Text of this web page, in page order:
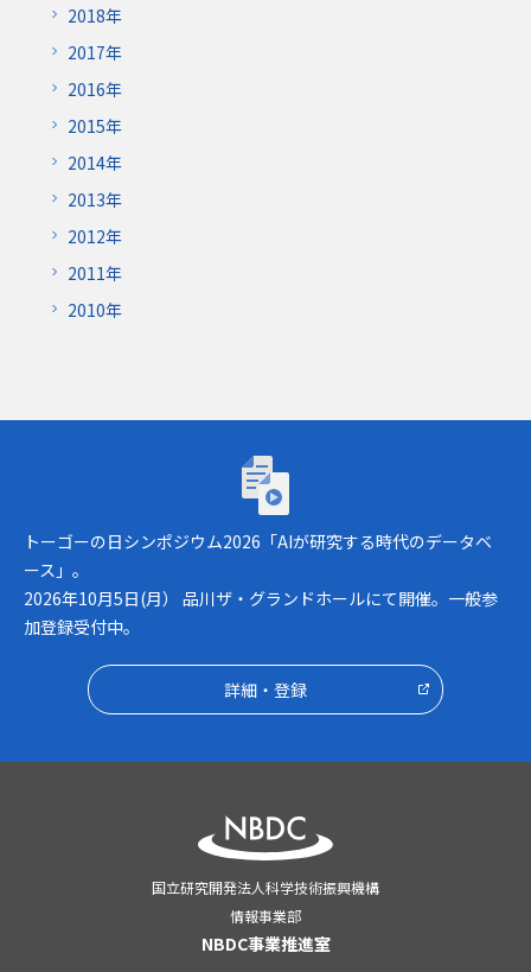
2018年
2017年
2016年
2015年
2014年
2013年
2012年
2011年
2010年
トーゴーの日シンポジウム2026「AIが研究
トーゴーの日シンポジウム2026「AIが研究する時代のデータベ
ース」。
2026年10月5日(月） 品川ザ・グランドホールにて開催。一般参
加登録受付中。
詳細・登録
国立研究開発法人科学技術振興機構
情報事業部
NBDC事業推進室